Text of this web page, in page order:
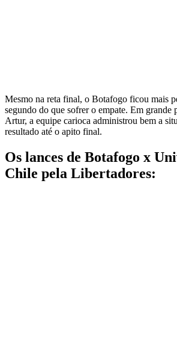
Mesmo na reta final, o Botafogo ficou mais
segundo do que sofrer o empate. Em grande
Artur, a equipe carioca administrou bem a
resultado até o apito final.
Os lances de Botafogo x
Chile pela Libertadores: